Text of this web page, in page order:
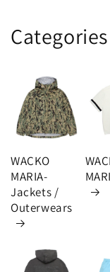
Categories
WACKO
MARIA-
Jackets /
Outerwears